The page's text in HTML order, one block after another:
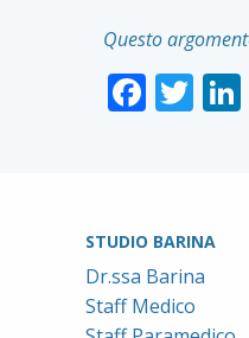
Questo
STUDIO BARINA
Dr.ssa Barina
Staff Medico